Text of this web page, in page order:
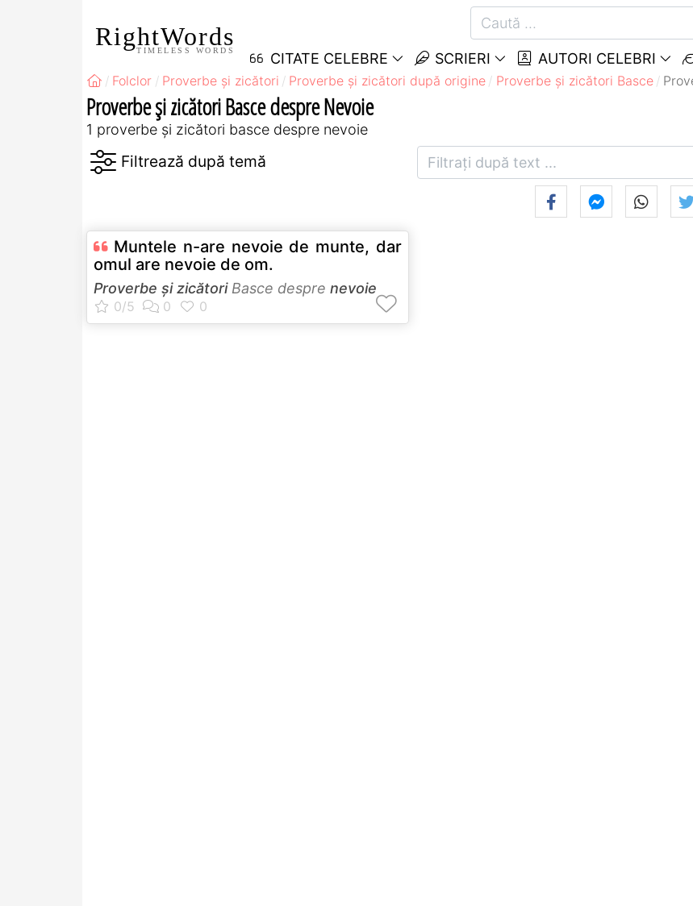
RightWords
TIMELESS WORDS CITATE CELEBRE SCRIERI AUTORI CELEBRI
Folclor Proverbe și zicători Proverbe și zicători după origine Proverbe și zicători Basce
Proverbe și zicători Basce despre Nevoie
1 proverbe și zicători basce despre nevoie
Muntele n-are nevoie de munte, dar
omul are nevoie de om.
Proverbe și zicătoriBasce despre nevoie